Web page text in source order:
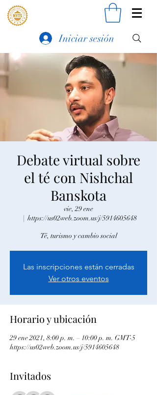
Iniciar sesión
Debate virtual sobre
el té con Nishchal
Banskota
vie, 29 ene
https://us02web.zoom.us/j/5914605648
Té, turismo y cambio social
Las inscripciones están cerradas
Ver otros eventos
Horario y ubicación
29 ene 2021, 8:00 p. m. – 10:00 p. m. GMT-5
https://us02web.zoom.us/j/5914605648
Invitados